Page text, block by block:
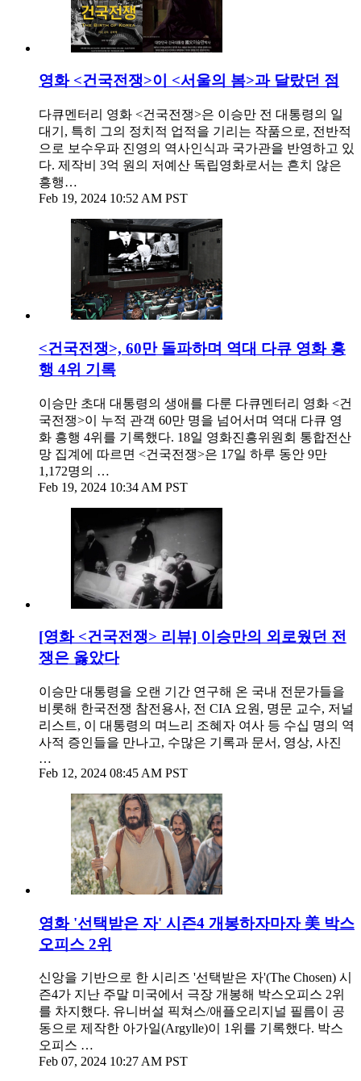
영화 <건국전쟁>이 <서울의 봄>과 달랐던 점
다큐멘터리 영화 <건국전쟁>은 이승만 전 대통령의 일
대기, 특히 그의 정치적 업적을 기리는 작품으로, 전반적
으로 보수우파 진영의 역사인식과 국가관을 반영하고 있
다. 제작비 3억 원의 저예산 독립영화로서는 흔치 않은
흥행…
Feb 19, 2024 10:52 AM PST
<건국전쟁>, 60만 돌파하며 역대 다큐 영화 흥
행 4위 기록
이승만 초대 대통령의 생애를 다룬 다큐멘터리 영화 <건
국전쟁>이 누적 관객 60만 명을 넘어서며 역대 다큐 영
화 흥행 4위를 기록했다. 18일 영화진흥위원회 통합전산
망 집계에 따르면 <건국전쟁>은 17일 하루 동안 9만
1,172명의 …
Feb 19, 2024 10:34 AM PST
[영화 <건국전쟁> 리뷰] 이승만의 외로웠던 전
쟁은 옳았다
이승만 대통령을 오랜 기간 연구해 온 국내 전문가들을
비롯해 한국전쟁 참전용사, 전 CIA 요원, 명문 교수, 저널
리스트, 이 대통령의 며느리 조혜자 여사 등 수십 명의 역
사적 증인들을 만나고, 수많은 기록과 문서, 영상, 사진
…
Feb 12, 2024 08:45 AM PST
영화 '선택받은 자' 시즌4 개봉하자마자 美 박스
오피스 2위
신앙을 기반으로 한 시리즈 '선택받은 자'(The Chosen) 시
즌4가 지난 주말 미국에서 극장 개봉해 박스오피스 2위
를 차지했다. 유니버설 픽쳐스/애플오리지널 필름이 공
동으로 제작한 아가일(Argylle)이 1위를 기록했다. 박스
오피스 …
Feb 07, 2024 10:27 AM PST